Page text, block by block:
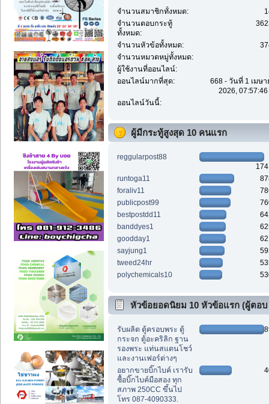
จำนวนสมาชิกทั้งหมด:
จำนวนตอบกระทู้
ทั้งหมด:
จำนวนหัวข้อทั้งหมด:
จำนวนหมวดหมู่ทั้งหมด:
ผู้ใช้งานที่ออนไลน์:
ออนไลน์มากที่สุด:
668 - วันที่ 1 เมษ
2026,
ออนไลน์วันนี้:
ผู้มีกระทู้สูงสุด 10 คนแรก
reggularpost88
runtoga11
foraliv11
publicpost99
bestpostdd11
banddyes1
goodday1
sayjung1
tweed24hr
polychemicals10
หัวข้อยอดนิยม 10 หัวข้อแรก (ผู้ตอบ
สูงสุด)
รับผลิต ตู้ครอบพระ ตู้
กระจก ตู้อะคริลิก ฐาน
รองพระ แท่นสแตนโชว์
และงานเฟอร์ต่างๆ
อยากขายบิ๊กไบค์ เรารับ
ซื้อบิ๊กไบค์มือสอง ทุก
สภาพ 250CC ขึ้นไป
โทร 087-4090333.